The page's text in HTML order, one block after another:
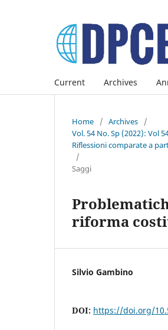
Current Archives
Home / Archives
/
Vol. 54 No. Sp (2022): Vol
Riflessioni comparate a
/
Saggi
riforma
Silvio Gambino
DOI: https://doi.org/